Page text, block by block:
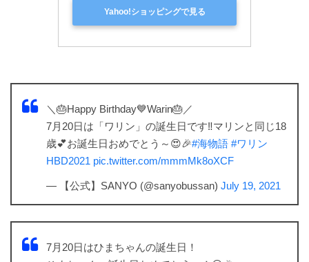
Yahoo!ショッピングで見る
＼🎂Happy Birthday💙Warin🎂／
7月20日は「ワリン」の誕生日です‼️マリンと同じ18
歳💕お誕生日おめでとう～😍🎉#海物語 #ワリン
HBD2021 pic.twitter.com/mmmMk8oXCF
— 【公式】SANYO (@sanyobussan) July 19, 2021
7月20日はひまちゃんの誕生日！